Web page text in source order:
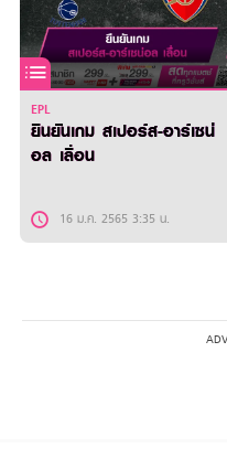
EPL
ยืนยันเกม สเปอร์ส-อาร์เซน่
อล เลื่อน
16 ม.ค. 2565 3:35 น.